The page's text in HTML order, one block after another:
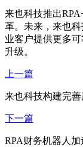
来也科技推出
革。未来，来也
业客户提供更多
升级。
上一篇
来也科技构建完
下一篇
RPA财务机器人